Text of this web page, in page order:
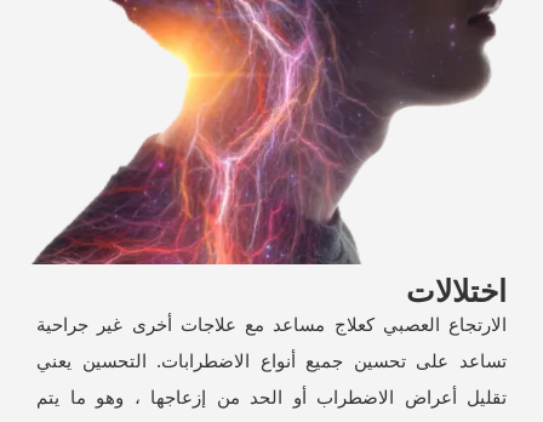
اختلالات
الارتجاع العصبي كعلاج مساعد مع علاجات أخرى غير جراحية
تساعد على تحسين جميع أنواع الاضطرابات. التحسين يعني
تقليل أعراض الاضطراب أو الحد من إزعاجها ، وهو ما يتم